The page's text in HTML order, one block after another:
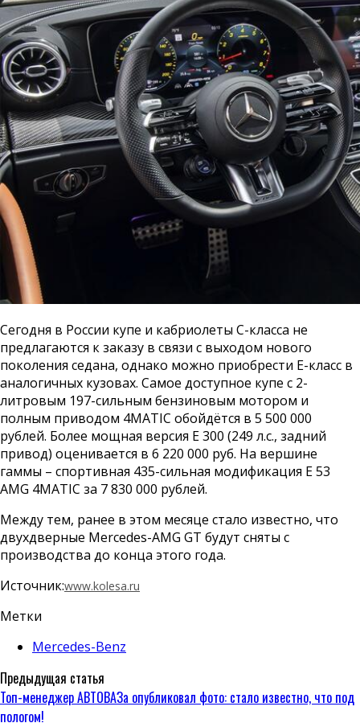
Сегодня в России купе и кабриолеты С-класса не
предлагаются к заказу в связи с выходом нового
поколения седана, однако можно приобрести Е-класс в
аналогичных кузовах. Самое доступное купе с 2-
литровым 197-сильным бензиновым мотором и
полным приводом 4MATIC обойдётся в 5 500 000
рублей. Более мощная версия Е 300 (249 л.с., задний
привод) оценивается в 6 220 000 руб. На вершине
гаммы – спортивная 435-сильная модификация Е 53
AMG 4MATIC за 7 830 000 рублей.
Между тем, ранее в этом месяце стало известно, что
двухдверные Mercedes-AMG GT будут сняты с
производства до конца этого года.
Источник:www.kolesa.ru
Метки
Mercedes-Benz
Предыдущая статья
Топ-менеджер АВТОВАЗа опубликовал фото: стало известно, что под
пологом!